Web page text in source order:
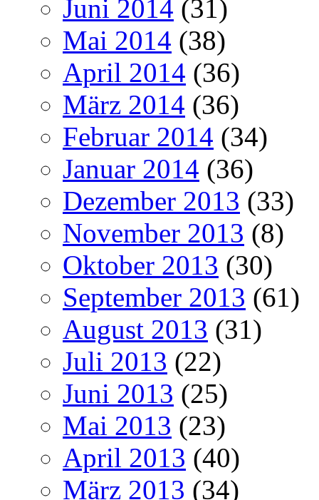
Juni 2014 (31)
Mai 2014 (38)
April 2014 (36)
März 2014 (36)
Februar 2014 (34)
Januar 2014 (36)
Dezember 2013 (33)
November 2013 (8)
Oktober 2013 (30)
September 2013 (61)
August 2013 (31)
Juli 2013 (22)
Juni 2013 (25)
Mai 2013 (23)
April 2013 (40)
März 2013 (34)